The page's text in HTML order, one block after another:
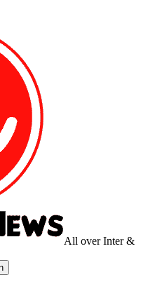
All over Inter &